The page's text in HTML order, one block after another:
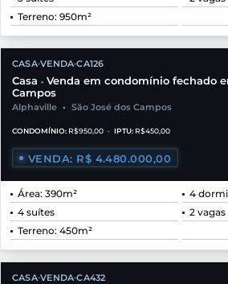
Terreno: 950m²
CASA•VENDA•CA126
Casa • Venda em condomínio fechado
Campos
Alphaville • São José dos Campos
CONDOMÍNIO: R$950,00 • IPTU: R$450,00
VENDA: R$ 4.480.000,00
Área: 390m²
4
4 suítes
2 vagas
Terreno: 450m²
CASA•VENDA•CA432